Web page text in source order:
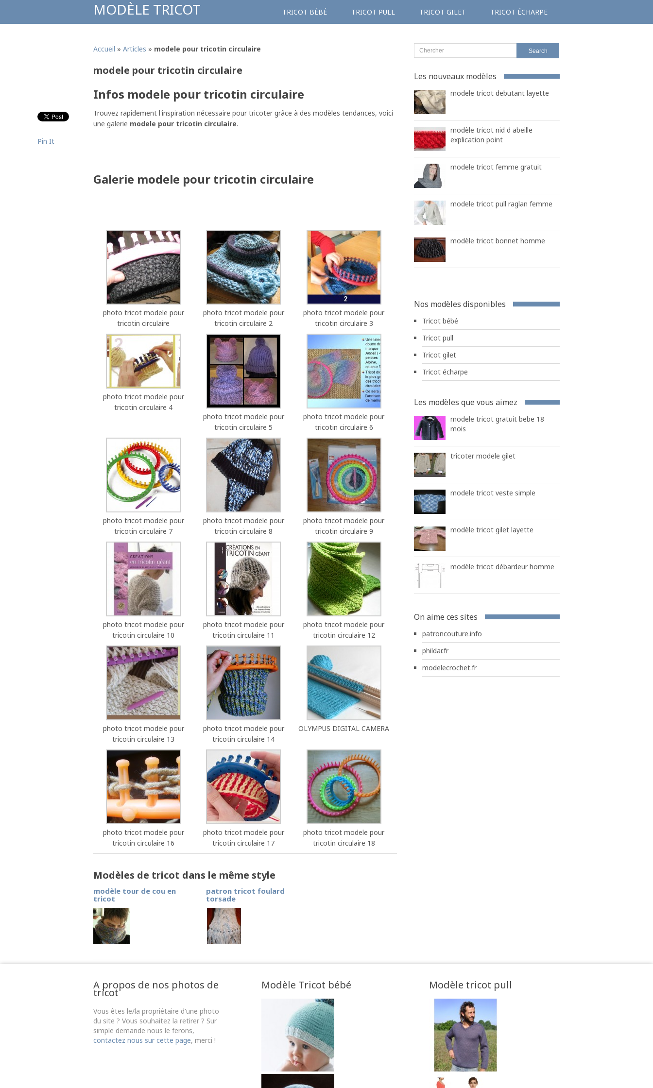
MODÈLE TRICOT TRICOT BÉBÉ TRICOT PULL TRICOT GILET TRICOT ÉCHARPE
Accueil » Articles » modele pour tricotin circulaire
modele pour tricotin circulaire
Infos modele pour tricotin circulaire
Trouvez rapidement l'inspiration nécessaire pour tricoter grâce à des modèles tendances, voici
une galerie modele pour tricotin circulaire.
Galerie modele pour tricotin circulaire
photo tricot modele pour
tricotin circulaire
photo tricot modele pour
tricotin circulaire 2
photo tricot modele pour
tricotin circulaire 3
photo tricot modele pour
tricotin circulaire 4
photo tricot modele pour
tricotin circulaire 5
photo tricot modele pour
tricotin circulaire 6
photo tricot modele pour
tricotin circulaire 7
photo tricot modele pour
tricotin circulaire 8
photo tricot modele pour
tricotin circulaire 9
photo tricot modele pour
tricotin circulaire 10
photo tricot modele pour
tricotin circulaire 11
photo tricot modele pour
tricotin circulaire 12
photo tricot modele pour
tricotin circulaire 13
photo tricot modele pour
tricotin circulaire 14
OLYMPUS DIGITAL CAMERA
photo tricot modele pour
tricotin circulaire 16
photo tricot modele pour
tricotin circulaire 17
photo tricot modele pour
tricotin circulaire 18
Pin It
Modèles de tricot dans le même style
modèle tour de cou en
tricot
patron tricot foulard
torsade
Les nouveaux modèles
modele tricot debutant layette
modèle tricot nid d abeille
explication point
modele tricot femme gratuit
modele tricot pull raglan femme
modèle tricot bonnet homme
Nos modèles disponibles
Tricot bébé
Tricot pull
Tricot gilet
Tricot écharpe
Les modèles que vous aimez
modele tricot gratuit bebe 18
mois
tricoter modele gilet
modele tricot veste simple
modèle tricot gilet layette
modèle tricot débardeur homme
On aime ces sites
patroncouture.info
phildar.fr
modelecrochet.fr
A propos de nos photos de
tricot
Vous êtes le/la propriétaire d'une photo
du site ? Vous souhaitez la retirer ? Sur
simple demande nous le ferons,
contactez nous sur cette page, merci !
Modèle Tricot bébé Modèle tricot pull